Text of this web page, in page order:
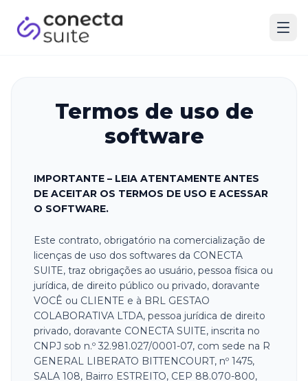
Conecta Control
Termos de uso de
software
IMPORTANTE – LEIA ATENTAMENTE ANTES
DE ACEITAR OS TERMOS DE USO E ACESSAR
O SOFTWARE.
Este contrato, obrigatório na comercialização de
licenças de uso dos softwares da CONECTA
SUITE, traz obrigações ao usuário, pessoa física ou
jurídica, de direito público ou privado, doravante
VOCÊ ou CLIENTE e à BRL GESTAO
COLABORATIVA LTDA, pessoa jurídica de direito
privado, doravante CONECTA SUITE, inscrita no
CNPJ sob n.º 32.981.027/0001-07, com sede na R
GENERAL LIBERATO BITTENCOURT, nº 1475,
SALA 108, Bairro ESTREITO, CEP 88.070-800,